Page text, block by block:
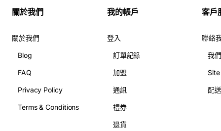
關於我們
關於我們
Blog
FAQ
Privacy Policy
Terms & Conditions
我的帳戶
登入
訂單記錄
加盟
通訊
禮券
退貨
客戶
聯絡
我
配